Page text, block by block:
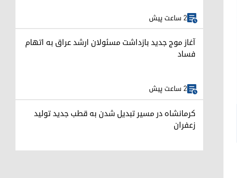
2 ساعت پیش
آغاز موج جدید بازداشت مسئولان ارشد عراق به اتهام
فساد
2 ساعت پیش
کرمانشاه در مسیر تبدیل شدن به قطب جدید تولید
زعفران